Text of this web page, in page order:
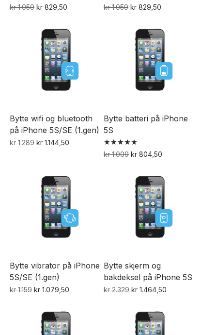
kr1.059 Opprinnelig
var:
kr 1.059.
kr 829,50 Nåværende
er:
kr 829,50.
kr1.059 Opprinnelig
var:
kr 1.059.
kr 829,50
er:
kr 829,50.
Bytte wifi og bluetooth
på iPhone 5S/SE (1.gen)
kr1.289 Opprinnelig
kr 1.289.
kr 1.144,50 Nåværende
kr 1.144,50.
Bytte batteri på iPhone
5S
Vurdert
5.00
kr1.009 Opprinnelig
var:
kr 1.009.
kr 804,50
er:
kr 804,50.
Bytte vibrator på iPhone
5S/SE (1.gen)
kr1.159 Opprinnelig
var:
kr 1.159.
kr 1.079,50 Nåværende
er:
kr 1.079,50.
Bytte skjerm og
bakdeksel på iPhone 5S
kr2.329 Opprinnelig
var:
kr 2.329.
kr 1.464,50